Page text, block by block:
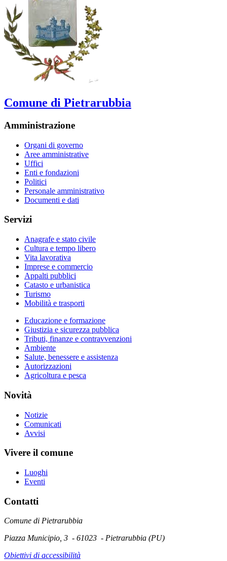
Comune di Pietrarubbia
Amministrazione
Organi di governo
Aree amministrative
Uffici
Enti e fondazioni
Politici
Personale amministrativo
Documenti e dati
Servizi
Anagrafe e stato civile
Cultura e tempo libero
Vita lavorativa
Imprese e commercio
Appalti pubblici
Catasto e urbanistica
Turismo
Mobilità e trasporti
Educazione e formazione
Giustizia e sicurezza pubblica
Tributi, finanze e contravvenzioni
Ambiente
Salute, benessere e assistenza
Autorizzazioni
Agricoltura e pesca
Novità
Notizie
Comunicati
Avvisi
Vivere il comune
Luoghi
Eventi
Contatti
Comune di Pietrarubbia
Piazza Municipio, 3 - 61023 - Pietrarubbia (PU)
Obiettivi di accessibilità